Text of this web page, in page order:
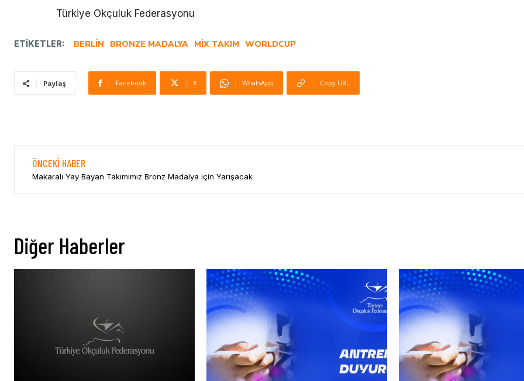
Türkiye Okçuluk Federasyonu
ETIKETLER: BERLIN BRONZE MADALYA MIX TAKIM WORLDCUP
Paylaş Facebook X WhatsApp Copy URL
ÖNCEKI HABER
Makaralı Yay Bayan Takımımız Bronz Madalya için Yarışacak
Diğer Haberler